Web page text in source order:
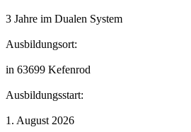
3 Jahre im Dualen System
Ausbildungsort:
in 63699 Kefenrod
Ausbildungsstart:
1. August 2026